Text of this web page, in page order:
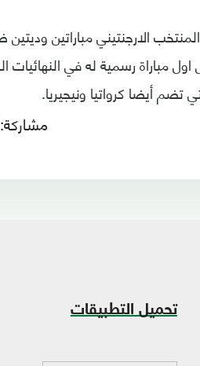
تضم أيضا كرواتيا ونيجيريا.
مشاركة:
تحميل التطبيقات